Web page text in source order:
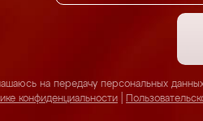
на передачу персональных
конфиденциальности